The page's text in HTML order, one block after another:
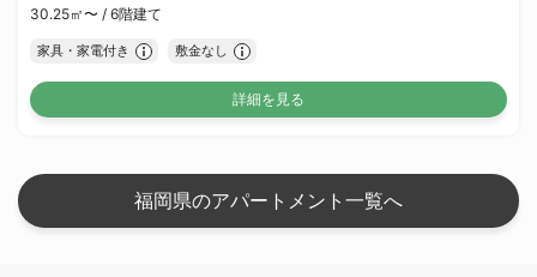
30.25㎡〜 / 6階建て
家具・家電付き 敷金なし
詳細を見る
福岡県のアパートメント一覧へ